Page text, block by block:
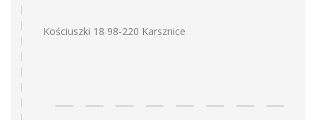
Kościuszki 18 98-220 Karsznice